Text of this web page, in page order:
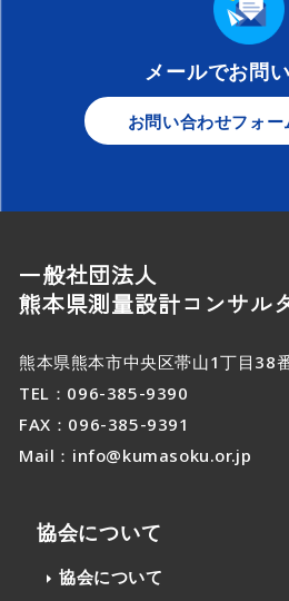
メールでお問
お問い合わせフォー
一般社団法人
熊本県測量設計コンサル
熊本県熊本市中央区帯山1丁目38
TEL： 096-385-9390
FAX：096-385-9391
Mail： info@kumasoku.or.jp
協会について
協会について